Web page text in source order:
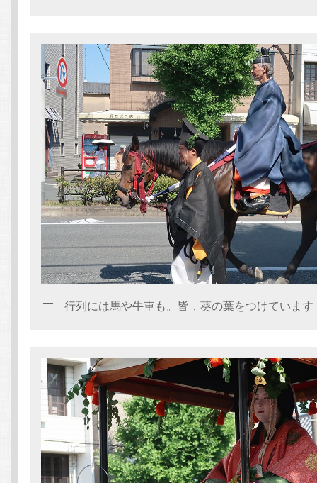
行列には馬や牛車も。皆，葵の葉をつけています